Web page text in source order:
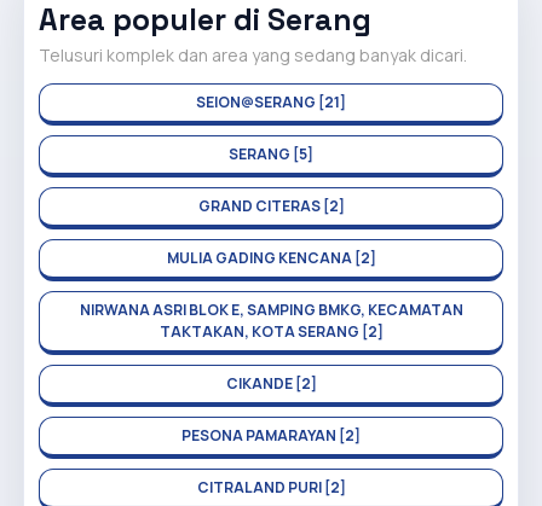
Area populer di Serang
Telusuri komplek dan area yang sedang banyak dicari.
SEION@SERANG [21]
SERANG [5]
GRAND CITERAS [2]
MULIA GADING KENCANA [2]
NIRWANA ASRI BLOK E, SAMPING BMKG, KECAMATAN
TAKTAKAN, KOTA SERANG [2]
CIKANDE [2]
PESONA PAMARAYAN [2]
CITRALAND PURI [2]